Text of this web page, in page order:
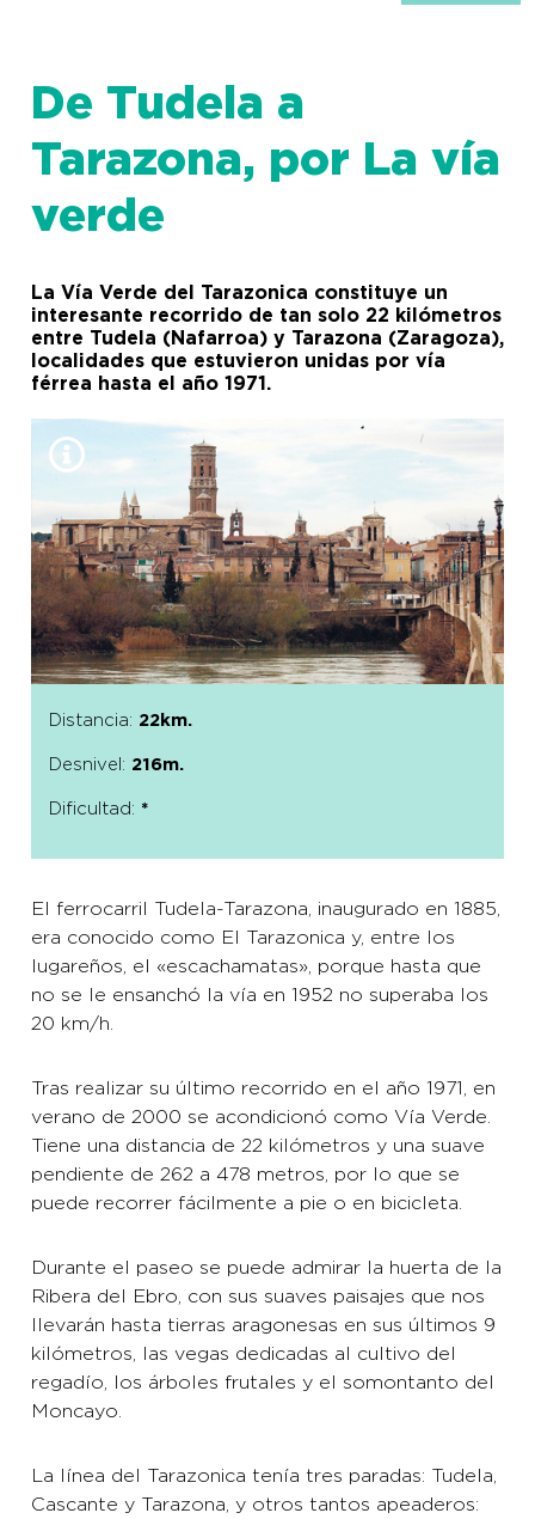
De Tudela a
Tarazona, por La vía
verde
La Vía Verde del Tarazonica constituye un
interesante recorrido de tan solo 22 kilómetros
entre Tudela (Nafarroa) y Tarazona (Zaragoza),
localidades que estuvieron unidas por vía
férrea hasta el año 1971.
Distancia: 22km.
Desnivel: 216m.
Dificultad: *
El ferrocarril Tudela-Tarazona, inaugurado en 1885,
era conocido como El Tarazonica y, entre los
lugareños, el «escachamatas», porque hasta que
no se le ensanchó la vía en 1952 no superaba los
20 km/h.
Tras realizar su último recorrido en el año 1971, en
verano de 2000 se acondicionó como Vía Verde.
Tiene una distancia de 22 kilómetros y una suave
pendiente de 262 a 478 metros, por lo que se
puede recorrer fácilmente a pie o en bicicleta.
Durante el paseo se puede admirar la huerta de la
Ribera del Ebro, con sus suaves paisajes que nos
llevarán hasta tierras aragonesas en sus últimos 9
kilómetros, las vegas dedicadas al cultivo del
regadío, los árboles frutales y el somontanto del
Moncayo.
La línea del Tarazonica tenía tres paradas: Tudela,
Cascante y Tarazona, y otros tantos apeaderos: